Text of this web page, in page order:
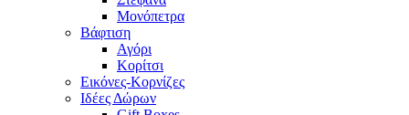
Μονόπετρα
Βάφτιση
Αγόρι
Κορίτσι
Εικόνες-Κορνίζες
Ιδέες Δώρων